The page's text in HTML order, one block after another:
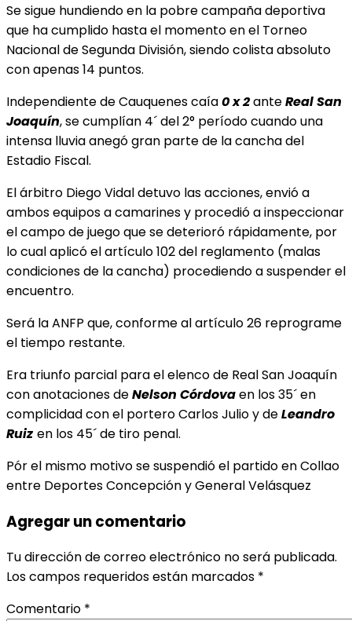
Se sigue hundiendo en la pobre campaña deportiva
que ha cumplido hasta el momento en el Torneo
Nacional de Segunda División, siendo colista absoluto
con apenas 14 puntos.
Independiente de Cauquenes caía0 x 2anteReal San
Joaquín, se cumplían 4´ del 2° período cuando una
intensa lluvia anegó gran parte de la cancha del
Estadio Fiscal.
El árbitro Diego Vidal detuvo las acciones, envió a
ambos equipos a camarines y procedió a inspeccionar
el campo de juego que se deterioró rápidamente, por
lo cual aplicó el artículo 102 del reglamento (malas
condiciones de la cancha) procediendo a suspender el
encuentro.
Será la ANFP que, conforme al artículo 26 reprograme
el tiempo restante.
Era triunfo parcial para el elenco de Real San Joaquín
con anotaciones deNelson Córdovaen los 35´ en
complicidad con el portero Carlos Julio y deLeandro
Ruiz en los 45´ de tiro penal.
Pór el mismo motivo se suspendió el partido en Collao
entre Deportes Concepción y General Velásquez
Agregar un comentario
Tu dirección de correo electrónico no será publicada.
Los campos requeridos están marcados *
Comentario *